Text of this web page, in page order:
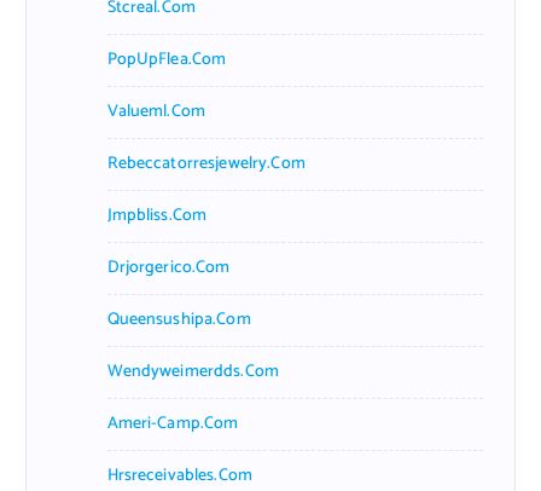
Stcreal.com
PopUpFlea.com
Valueml.com
Rebeccatorresjewelry.com
Jmpbliss.com
Drjorgerico.com
Queensushipa.com
Wendyweimerdds.com
Ameri-Camp.com
Hrsreceivables.com